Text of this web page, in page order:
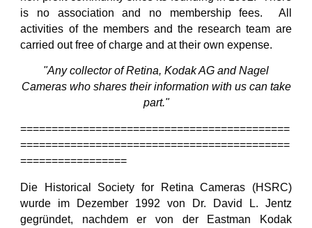
is no association and no membership fees. All
activities of the members and the research team are
carried out free of charge and at their own expense.
"Any collector of Retina, Kodak AG and Nagel
Cameras who shares their information with us can take
part."
===========================================
===========================================
=================
Die Historical Society for Retina Cameras (HSRC)
wurde im Dezember 1992 von Dr. David L. Jentz
gegründet, nachdem er von der Eastman Kodak